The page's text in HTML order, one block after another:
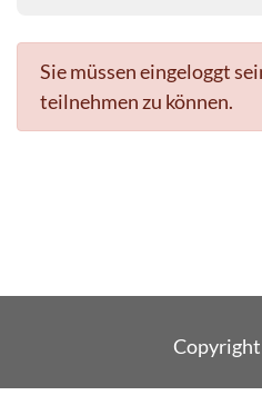
Sie müssen eingeloggt
teilnehmen zu können.